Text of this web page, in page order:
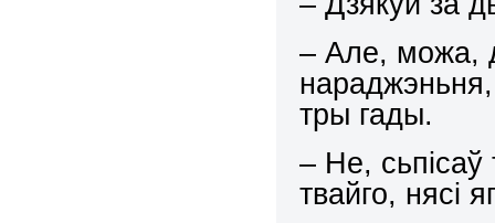
– Але, можа,
тры гады.
– Не,
твайго, нясі